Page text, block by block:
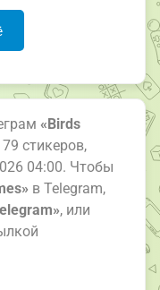
«Birds
стикеров,
04:00. Чтобы
в Telegram,
, или